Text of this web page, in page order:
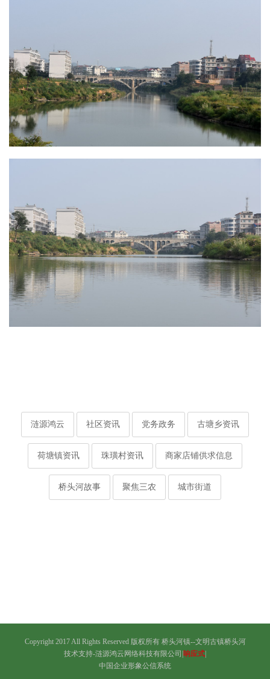
涟源鸿云 社区资讯 党务政务 古塘乡资讯
荷塘镇资讯 珠璜村资讯 商家店铺供求信息
桥头河故事 聚焦三农 城市街道
Copyright 2017 All Rights Reserved 版权所有 桥头河镇--文明古镇桥头河
技术支持-涟源鸿云网络科技有限公司| 响应式
中国企业形象公信系统